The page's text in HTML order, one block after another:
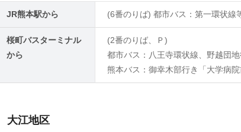
JR熊本駅から (6番のりば) 都市バス：第一環状線
桜町バスターミナル
から
(2番のりば、Ｐ)
都市バス：八王寺環状線、野越団
熊本バス：御幸木部行き「大学病
大江地区